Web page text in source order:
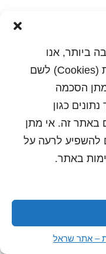
ביותר, אנו
משתמשים בטכנולוגיות כגון עוגיות (Cookies) לשם
הסכמה
כגון
באתר זה. אי מתן
להשפיע לרעה על
באתר.
– אתר שראל
שלח לחבר
הזכויות שמורות לשראל 2018 | עיצוב ותכנות: סטודיו